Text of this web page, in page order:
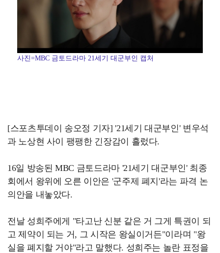
사진=MBC 금토드라마 21세기 대군부인 캡처
[스포츠투데이 송오정 기자] '21세기 대군부인' 변우석
과 노상현 사이 팽팽한 긴장감이 흘렀다.
16일 방송된 MBC 금토드라마 '21세기 대군부인' 최종
회에서 왕위에 오른 이안은 '군주제 폐지'라는 파격 논
의안을 내놓았다.
전날 성희주에게 "타고난 신분 같은 거 그게 특권이 되
고 제약이 되는 거, 그 시작은 왕실이거든"이라며 "왕
실을 폐지할 거야"라고 말했다. 성희주는 놀란 표정을